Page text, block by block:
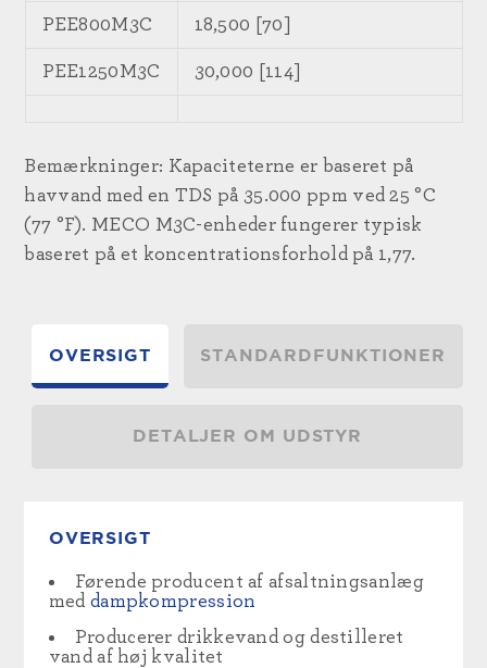
PEE800M3C 18,500 [70]
PEE1250M3C 30,000 [114]
Bemærkninger: Kapaciteterne er baseret på
havvand med en TDS på 35.000 ppm ved 25 °C
(77 °F). MECO M3C-enheder fungerer typisk
baseret på et koncentrationsforhold på 1,77.
OVERSIGT STANDARDFUNKTIONER
DETALJER OM UDSTYR
OVERSIGT
Førende producent af afsaltningsanlæg
med dampkompression
Producerer drikkevand og destilleret
vand af høj kvalitet